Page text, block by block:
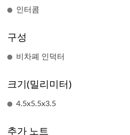
인터콤
구성
비차폐 인덕터
크기(밀리미터)
4.5x5.5x3.5
추가 노트